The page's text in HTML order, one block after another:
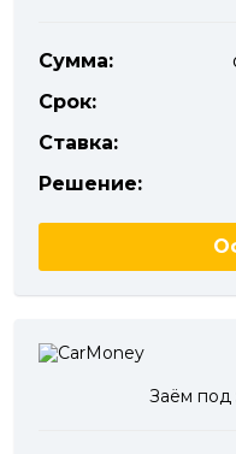
Сумма:
Срок:
Ставка:
Решение:
Заём под